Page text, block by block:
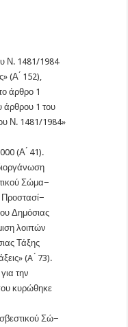
Ν. 1481/1984
(Α ́ 152),
άρθρο 1
άρθρου 1 του
Ν. 1481/1984»
(Α ́ 41).
Σώμα−
Προστασί−
Δημόσιας
λοιπών
Τάξης
(A ́ 73).
την
κυρώθηκε
Σώ−